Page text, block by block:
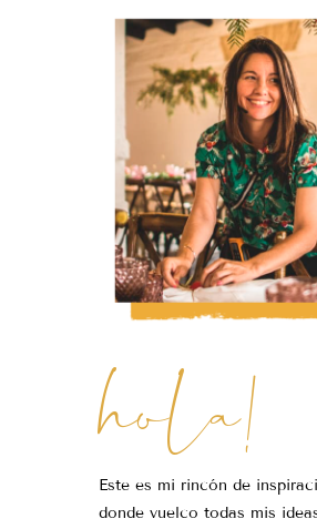
hola!
Este es mi rincón de
donde vuelco todas mis